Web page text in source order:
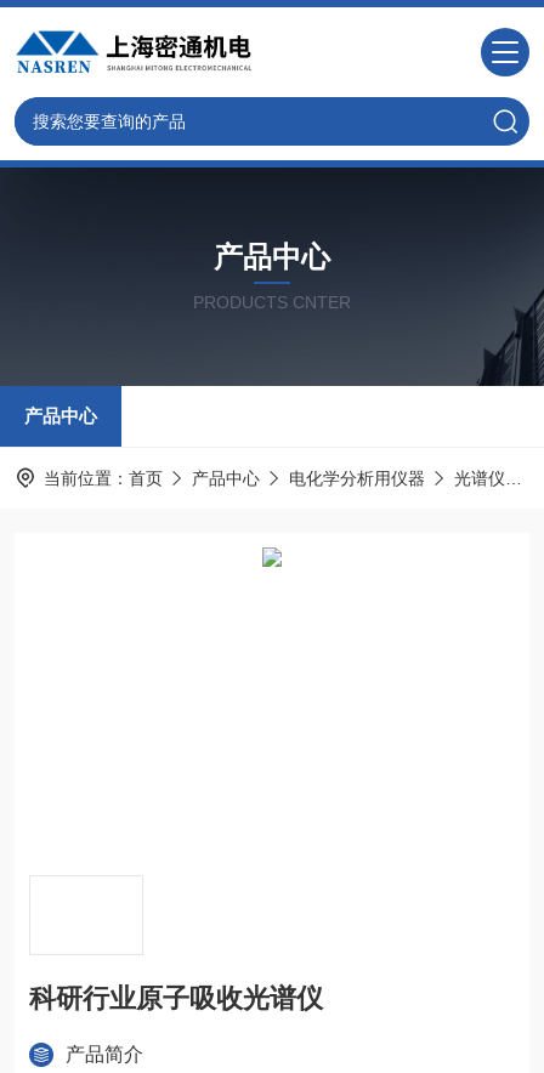
产品中心
PRODUCTS CNTER
产品中心
当前位置： 首页 产品中心 电化学分析用仪器 光谱仪
科研行业原子吸收光谱仪
产品简介